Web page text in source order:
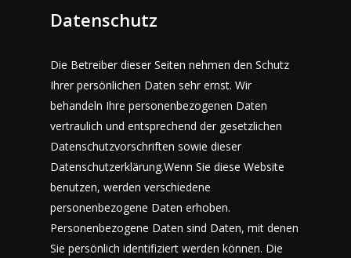
Datenschutz
Die Betreiber dieser Seiten nehmen den Schutz
Ihrer persönlichen Daten sehr ernst. Wir
behandeln Ihre personenbezogenen Daten
vertraulich und entsprechend der gesetzlichen
Datenschutzvorschriften sowie dieser
Datenschutzerklärung.Wenn Sie diese Website
benutzen, werden verschiedene
personenbezogene Daten erhoben.
Personenbezogene Daten sind Daten, mit denen
Sie persönlich identifiziert werden können. Die